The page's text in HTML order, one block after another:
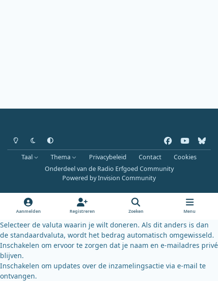
Heldere modus
Donkere modus
Systeemvoorkeur
a
c
e
o
k
o
u
b
b
l
u
k
y
Taal Thema Privacybeleid Contact
Cookies
Onderdeel van de Radio Erfgoed Community
Powered byInvision Community
Aanmelden Registreren Zoeken Menu
Selecteer de valuta waarin je wilt doneren. Als dit anders is dan
de standaardvaluta, wordt het bedrag automatisch omgewisseld.
Inschakelen om ervoor te zorgen dat je naam en e-mailadres privé
blijven.
Inschakelen om updates over de inzamelingsactie via e-mail te
ontvangen.